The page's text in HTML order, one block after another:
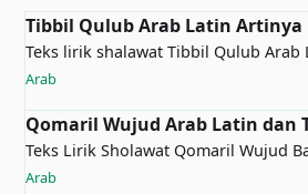
Tibbil Qulub Arab Latin Artinya
Teks lirik shalawat Tibbil Qulub Arab
TerjemahTibbil Qulub&n…
Arab
Qomaril Wujud Arab Latin dan
Teks Lirik Sholawat Qomaril Wujud
ArtinyaQomaril…
Arab